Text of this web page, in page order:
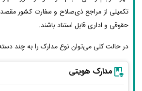
تکمیلی از مراجع ذی‌صلاح و سفارت کشور مقصد
حقوقی و اداری قابل استناد باشند.
در حالت کلی می‌توان نوع مدارک را به چند
مدارک هویتی